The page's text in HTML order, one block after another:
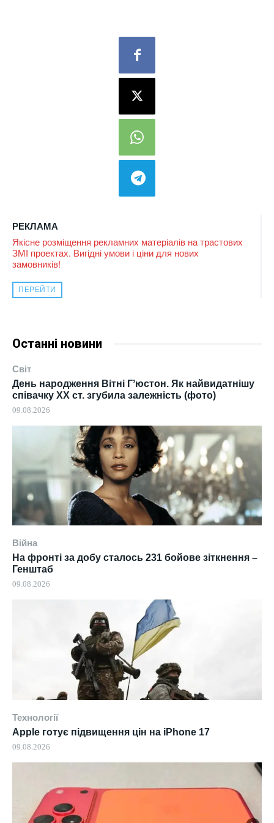
РЕКЛАМА
Якісне розміщення рекламних матеріалів на трастових
ЗМІ проектах. Вигідні умови і ціни для нових
замовників!
ПЕРЕЙТИ
Останні новини
Світ
День народження Вітні Гʼюстон. Як найвидатнішу
співачку ХХ ст. згубила залежність (фото)
09.08.2026
Війна
На фронті за добу сталось 231 бойове зіткнення –
Генштаб
09.08.2026
Технології
Apple готує підвищення цін на iPhone 17
09.08.2026